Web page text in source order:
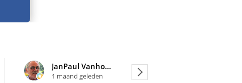
JanPaul Vanhoven
1 maand geleden